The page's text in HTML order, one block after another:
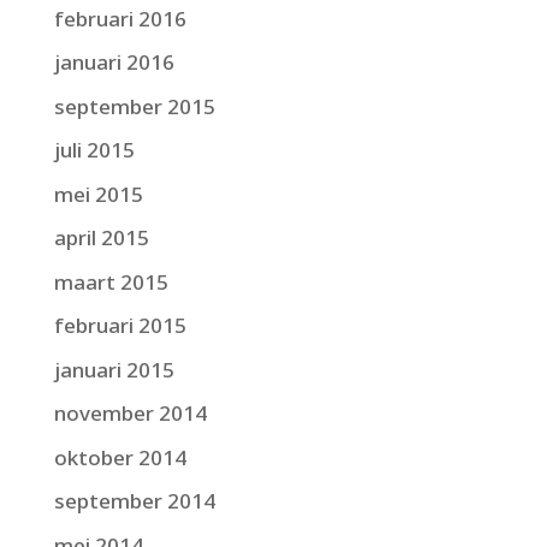
februari 2016
januari 2016
september 2015
juli 2015
mei 2015
april 2015
maart 2015
februari 2015
januari 2015
november 2014
oktober 2014
september 2014